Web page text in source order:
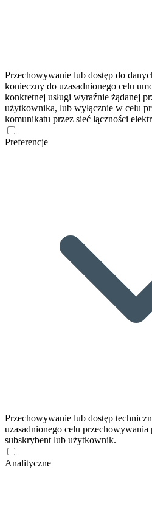
Przechowywanie lub dostęp do
konieczny do uzasadnionego celu
konkretnej usługi wyraźnie żądanej
użytkownika, lub wyłącznie w celu
komunikatu przez sieć łączności
Preferencje
Przechowywanie lub dostęp
uzasadnionego celu
subskrybent lub użytkownik.
Analityczne